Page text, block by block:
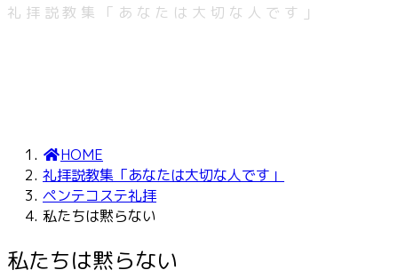
礼拝説教集「あなたは大切な人です」
HOME
礼拝説教集「あなたは大切な人です」
ペンテコステ礼拝
私たちは黙らない
私たちは黙らない